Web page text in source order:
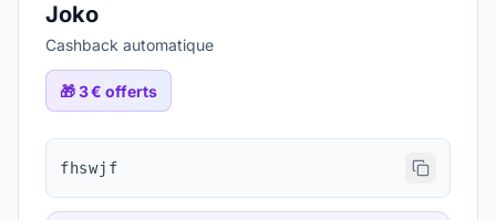
Joko
Cashback automatique
🎁3 € offerts
fhswjf